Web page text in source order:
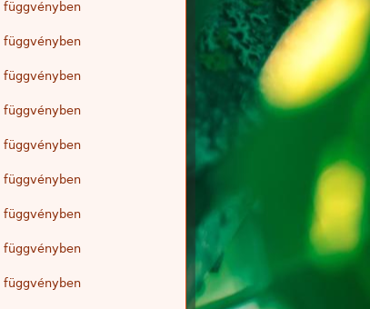
függvényben
függvényben
függvényben
függvényben
függvényben
függvényben
függvényben
függvényben
függvényben